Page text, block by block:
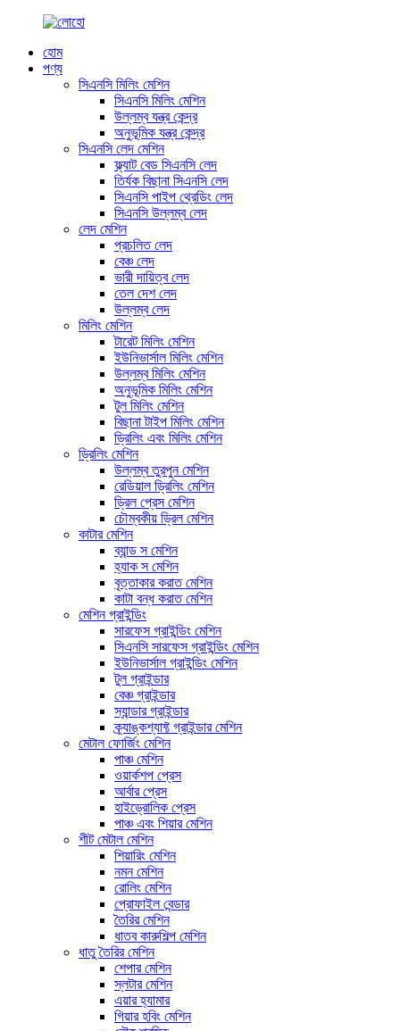
হোম
পণ্য
সিএনসি মিলিং মেশিন
সিএনসি মিলিং মেশিন
উল্লম্ব যন্ত্র কেন্দ্র
অনুভূমিক যন্ত্র কেন্দ্র
সিএনসি লেদ মেশিন
ফ্ল্যাট বেড সিএনসি লেদ
তির্যক বিছানা সিএনসি লেদ
সিএনসি পাইপ থ্রেডিং লেদ
সিএনসি উল্লম্ব লেদ
লেদ মেশিন
প্রচলিত লেদ
বেঞ্চ লেদ
ভারী দায়িত্ব লেদ
তেল দেশ লেদ
উল্লম্ব লেদ
মিলিং মেশিন
টারেট মিলিং মেশিন
ইউনিভার্সাল মিলিং মেশিন
উল্লম্ব মিলিং মেশিন
অনুভূমিক মিলিং মেশিন
টুল মিলিং মেশিন
বিছানা টাইপ মিলিং মেশিন
ড্রিলিং এবং মিলিং মেশিন
ড্রিলিং মেশিন
উল্লম্ব তুরপুন মেশিন
রেডিয়াল ড্রিলিং মেশিন
ড্রিল প্রেস মেশিন
চৌম্বকীয় ড্রিল মেশিন
কাটার মেশিন
ব্যান্ড স মেশিন
হ্যাক স মেশিন
বৃত্তাকার করাত মেশিন
কাটা বন্ধ করাত মেশিন
মেশিন গ্রাইন্ডিং
সারফেস গ্রাইন্ডিং মেশিন
সিএনসি সারফেস গ্রাইন্ডিং মেশিন
ইউনিভার্সাল গ্রাইন্ডিং মেশিন
টুল গ্রাইন্ডার
বেঞ্চ গ্রাইন্ডার
স্যান্ডার গ্রাইন্ডার
ক্র্যাঙ্কশ্যাফ্ট গ্রাইন্ডার মেশিন
মেটাল ফোর্জিং মেশিন
পাঞ্চ মেশিন
ওয়ার্কশপ প্রেস
আর্বার প্রেস
হাইড্রোলিক প্রেস
পাঞ্চ এবং শিয়ার মেশিন
শীট মেটাল মেশিন
শিয়ারিং মেশিন
নমন মেশিন
রোলিং মেশিন
প্রোফাইল বেন্ডার
তৈরির মেশিন
ধাতব কারুশিল্প মেশিন
ধাতু তৈরির মেশিন
শেপার মেশিন
স্লটার মেশিন
এয়ার হ্যামার
গিয়ার হবিং মেশিন